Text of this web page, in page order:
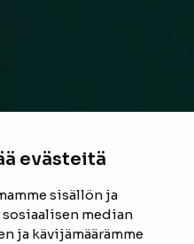
evästeitä
sisällön ja
median
ja kävijämäärämme